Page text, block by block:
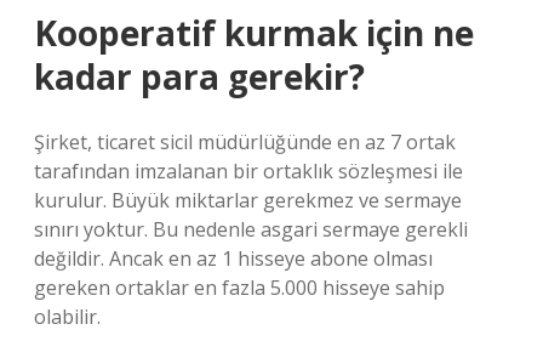
Kooperatif kurmak için ne
kadar para gerekir?
Şirket, ticaret sicil müdürlüğünde en az 7 ortak
tarafından imzalanan bir ortaklık sözleşmesi ile
kurulur. Büyük miktarlar gerekmez ve sermaye
sınırı yoktur. Bu nedenle asgari sermaye gerekli
değildir. Ancak en az 1 hisseye abone olması
gereken ortaklar en fazla 5.000 hisseye sahip
olabilir.